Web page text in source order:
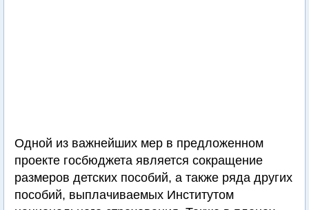
Одной из важнейших мер в предложенном
проекте госбюджета является сокращение
размеров детских пособий, а также ряда других
пособий, выплачиваемых Институтом